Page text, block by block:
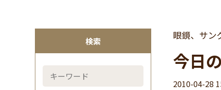
検索 眼鏡、サン
今日
2010-04-28